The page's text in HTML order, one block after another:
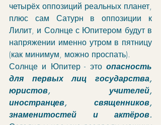
четырёх оппозиций реальных планет,
плюс сам Сатурн в оппозиции к
Лилит, и Солнце с Юпитером будут в
напряжении именно утром в пятницу
(как минимум, можно проспать).
Солнце и Юпитер - это опасность
для первых лиц государства,
юристов, учителей,
иностранцев, священников,